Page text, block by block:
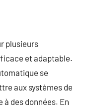
plusieurs
et adaptable.
se
aux systèmes de
à des données. En